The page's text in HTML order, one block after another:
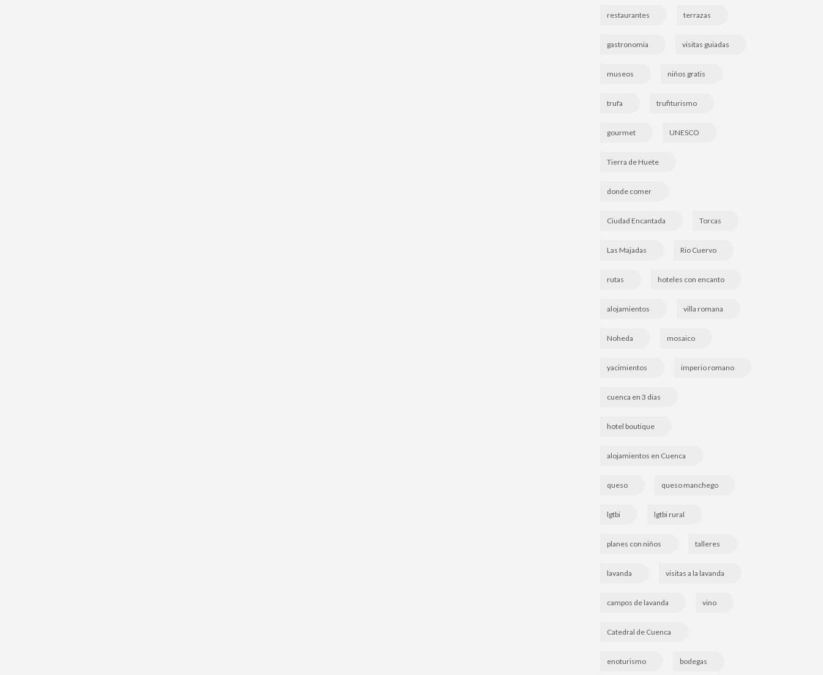
restaurantes terrazas
gastronomia visitas guiadas
museos niños gratis
trufa trufiturismo
gourmet UNESCO
Tierra de Huete
donde comer
Ciudad Encantada Torcas
Las Majadas Rio Cuervo
rutas hoteles con encanto
alojamientos villa romana
Noheda mosaico
yacimientos imperio romano
cuenca en 3 dias
hotel boutique
alojamientos en Cuenca
queso queso manchego
lgtbi lgtbi rural
planes con niños talleres
lavanda visitas a la lavanda
campos de lavanda vino
Catedral de Cuenca
enoturismo bodegas